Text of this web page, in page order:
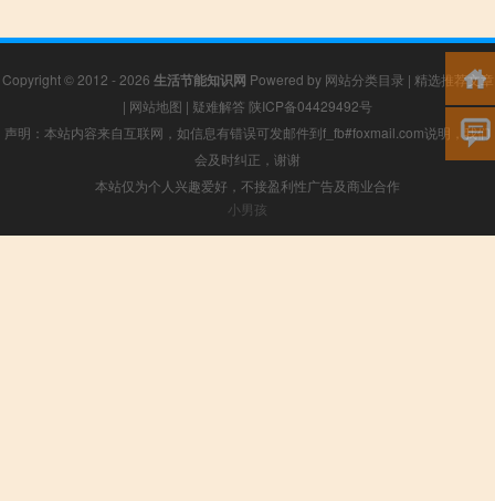
Copyright © 2012 - 2026 生活节能知识网 Powered by 网站分类目录 | 精选推荐文章
| 网站地图 | 疑难解答 陕ICP备04429492号
声明：本站内容来自互联网，如信息有错误可发邮件到f_fb#foxmail.com说明，我们
会及时纠正，谢谢
本站仅为个人兴趣爱好，不接盈利性广告及商业合作
小男孩